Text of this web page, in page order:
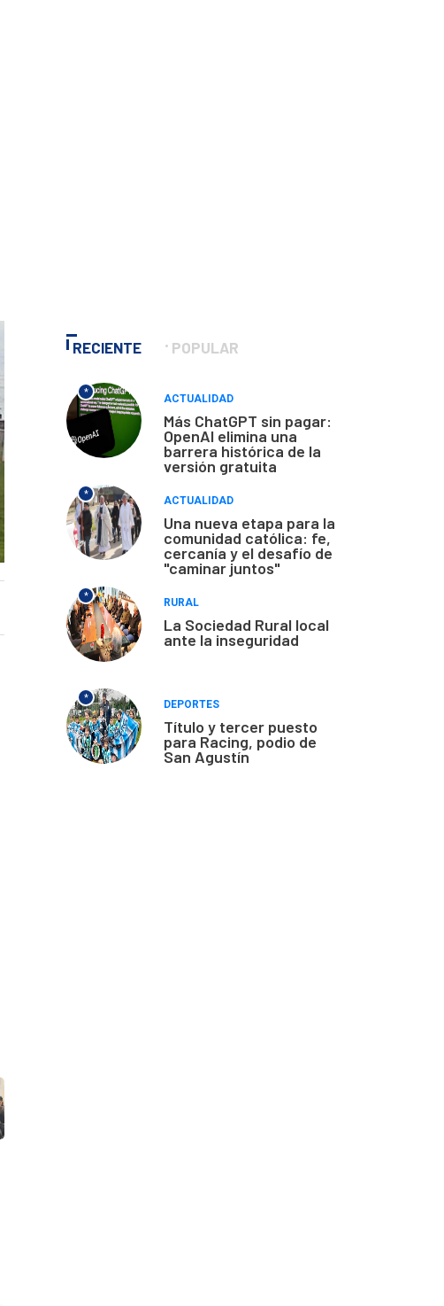
RECIENTE POPULAR
*
ACTUALIDAD
Más ChatGPT sin pagar:
OpenAI elimina una
barrera histórica de la
versión gratuita
*
ACTUALIDAD
Una nueva etapa para la
comunidad católica: fe,
cercanía y el desafío de
"caminar juntos"
*
RURAL
La Sociedad Rural local
ante la inseguridad
*
DEPORTES
Título y tercer puesto
para Racing, podio de
San Agustín